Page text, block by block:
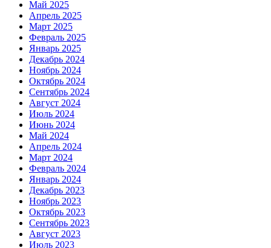
Май 2025
Апрель 2025
Март 2025
Февраль 2025
Январь 2025
Декабрь 2024
Ноябрь 2024
Октябрь 2024
Сентябрь 2024
Август 2024
Июль 2024
Июнь 2024
Май 2024
Апрель 2024
Март 2024
Февраль 2024
Январь 2024
Декабрь 2023
Ноябрь 2023
Октябрь 2023
Сентябрь 2023
Август 2023
Июль 2023